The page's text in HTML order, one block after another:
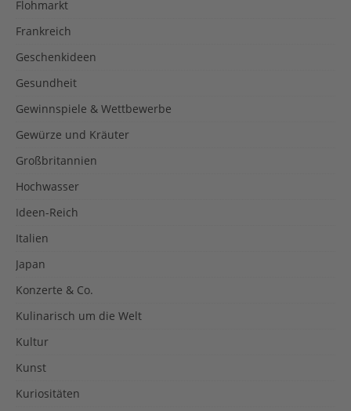
Flohmarkt
Frankreich
Geschenkideen
Gesundheit
Gewinnspiele & Wettbewerbe
Gewürze und Kräuter
Großbritannien
Hochwasser
Ideen-Reich
Italien
Japan
Konzerte & Co.
Kulinarisch um die Welt
Kultur
Kunst
Kuriositäten